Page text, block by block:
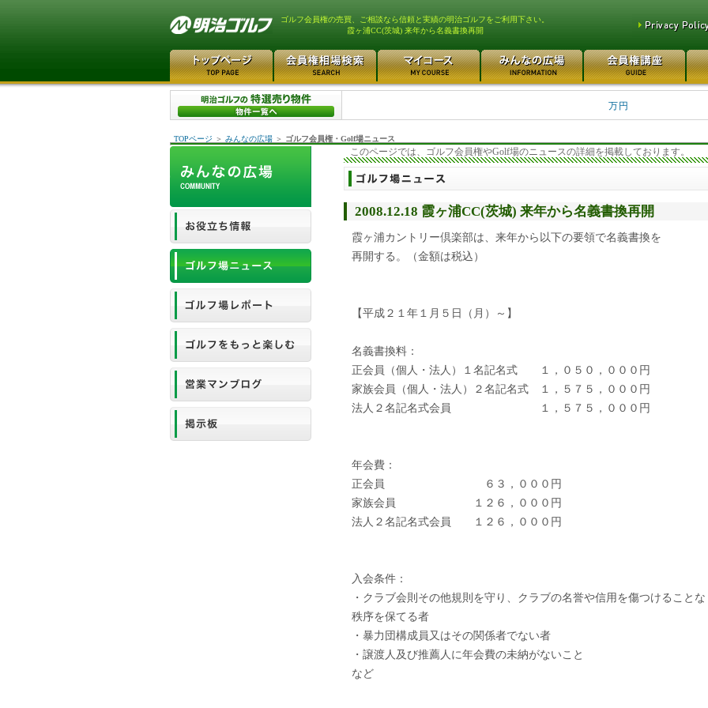
ゴルフ会員権の売買、ご相談なら信頼と実績の明治ゴルフをご利用下さい。
霞ヶ浦CC(茨城) 来年から名義書換再開
平塚富士見カントリークラ... 700万円
都留カントリー倶楽部 55
3400万円
さいたま梨花カントリーク...
万円
TOPページ ＞ みんなの広場 ＞ ゴルフ会員権・Golf場ニュース
このページでは、ゴルフ会員権やGolf場のニュースの詳細を掲載しております。
2008.12.18 霞ヶ浦CC(茨城) 来年から名義書換再開
霞ヶ浦カントリー倶楽部は、来年から以下の要領で名義書換を
再開する。（金額は税込）
【平成２１年１月５日（月）～】
名義書換料：
正会員（個人・法人）１名記名式 １，０５０，０００円
家族会員（個人・法人）２名記名式 １，５７５，０００円
法人２名記名式会員 １，５７５，０００円
年会費：
正会員 ６３，０００円
家族会員 １２６，０００円
法人２名記名式会員 １２６，０００円
入会条件：
・クラブ会則その他規則を守り、クラブの名誉や信用を傷つけることな
秩序を保てる者
・暴力団構成員又はその関係者でない者
・譲渡人及び推薦人に年会費の未納がないこと
など